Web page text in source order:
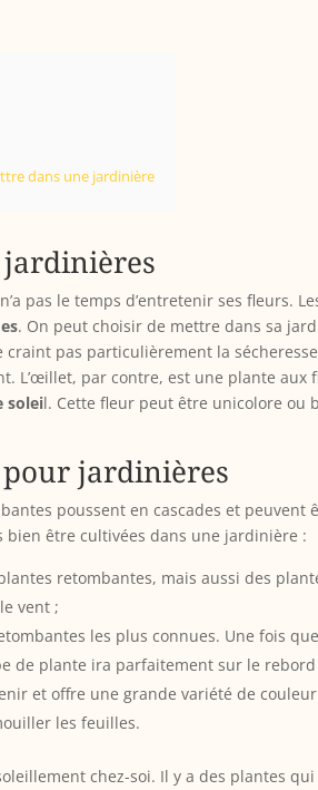
dans une jardinière
pas le temps d’entretenir ses fleurs.
. On peut choisir de mettre dans sa
pas particulièrement la
L’œillet, par contre, est une plante
soleil. Cette fleur peut être unicolore ou
jardinières
poussent en cascades et
bien être cultivées dans une jardinière :
retombantes, mais aussi des
vent ;
les plus connues. Une fois
de plante ira parfaitement sur le
et offre une grande variété de
les feuilles.
chez-soi. Il y a des plantes